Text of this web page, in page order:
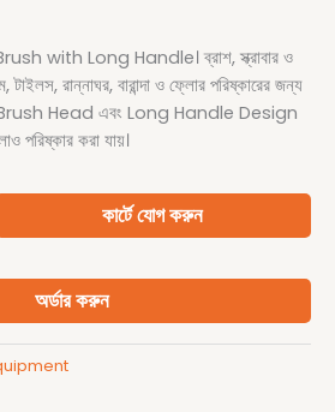
with Long Handle। ব্রাশ, স্ক্রাবার ও
টাইলস, রান্নাঘর, বারান্দা ও ফ্লোর পরিষ্কারের জন্য
Head এবং Long Handle Design
পরিষ্কার করা যায়।
কার্টে যোগ করুন
অর্ডার করুন